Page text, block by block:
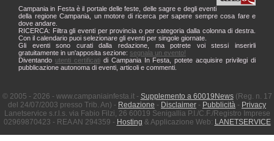
Campania in Festa è il portale delle feste, delle sagre e degli eventi
della regione Campania, un motore di ricerca per sapere sempre cosa fare e
dove andare.
RICERCA: Filtra gli eventi per provincia o per categoria dalla colonna di destra.
Con il calendario puoi selezionare gli eventi per singole giornate.
Gli eventi sono curati dalla redazione, ma potrete voi stessi inserirli
gratuitamente in un'apposita sezione: segnala un evento!
Diventando utenti certificatidi Campania In Festa, potete acquisire privilegi di
pubblicazione autonoma di eventi, articoli e commenti.
© 2005 - 2026 - www.campaniainfesta.it - Supplemento a 60019News(Reg. n. 17
del 24/07/2003 presso Trib. An) - Redazione - Disclaimer - Pubblicità - Privacy
Lanetservice s.r.l.s. via Fabio Filzi, 26 60019 Senigallia P.I./C.F./Registro Imprese
02969870423 - REA AN 294359 - Hosting & Applicazione Web: LANETSERVICE